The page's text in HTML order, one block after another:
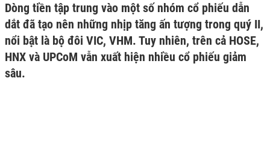
Dòng tiền tập trung vào một số nhóm cổ phiếu dẫn
dắt đã tạo nên những nhịp tăng ấn tượng trong quý II,
nổi bật là bộ đôi VIC, VHM. Tuy nhiên, trên cả HOSE,
HNX và UPCoM vẫn xuất hiện nhiều cổ phiếu giảm
sâu.